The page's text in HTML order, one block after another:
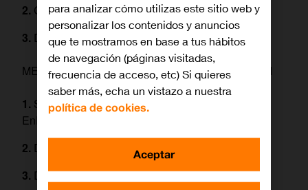
Comparte
Dinos tu momento preferido de ALF
MECÁNICA DE PARTICIPACIÓN EN INSTAGRAM
Sigue en Instagram a Orange TV y a Canal
EnFamilia (@
Da like (me gusta)
Dinos tu momento preferido de ALF
para analizar cómo utilizas este sitio web y
personalizar los contenidos y anuncios
que te mostramos en base a tus hábitos
de navegación (páginas visitadas,
frecuencia de acceso, etc) Si quieres
saber más, echa un vistazo a nuestra
política de cookies.
Aceptar